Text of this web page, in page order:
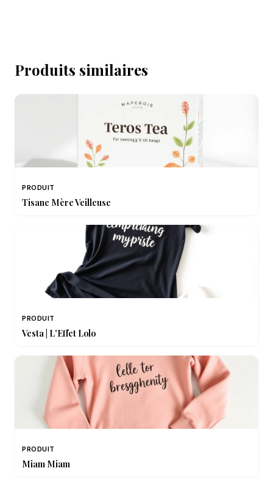
Produits similaires
PRODUIT
Tisane Mère Veilleuse
PRODUIT
Vesta | L'Effet Lolo
PRODUIT
Miam Miam